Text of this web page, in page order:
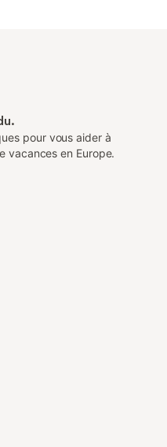
pour vous aider à
vacances en Europe.